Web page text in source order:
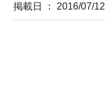
掲載日 ： 2016/07/12